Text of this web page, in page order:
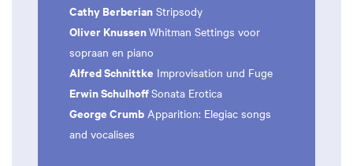
Cathy Berberian Stripsody
Oliver KnussenWhitman Settings voor
sopraan en piano
Alfred Schnittke Improvisation und Fuge
Erwin SchulhoffSonata Erotica
George Crumb Apparition: Elegiac songs
and vocalises